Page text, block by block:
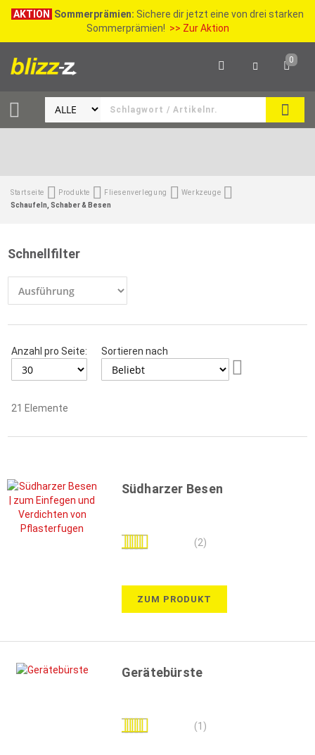
AKTION Sommerprämien: Sichere dir jetzt eine von drei starken
Sommerprämien! >> Zur Aktion
0
Startseite Produkte Fliesenverlegung
Werkzeuge
Schaufeln, Schaber & Besen
Schnellfilter
Anzahl pro Seite:
Sortieren nach
21 Elemente
Südharzer Besen
Bewertung: (2)
ZUM PRODUKT
Gerätebürste
Bewertung: (1)